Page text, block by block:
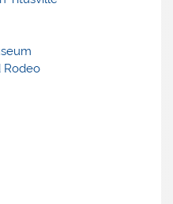
Rodeo